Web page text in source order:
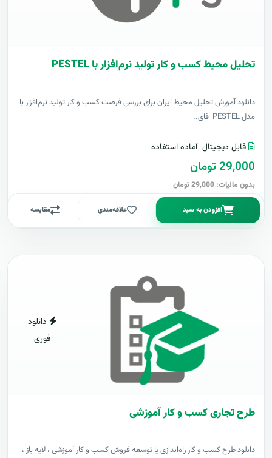
تحلیل محیط کسب و کار تولید نرم‌افزار با PESTEL
دانلود آموزش تحلیل محیط ایران برای بررسی فرصت کسب و کار تولید نرم‌افزار با
مدل PESTEL فای..
فایل دیجیتال آماده استفاده
29,000 تومان
بدون مالیات: 29,000 تومان
افزودن به سبد علاقه‌مندی مقایسه
دانلود
فوری
طرح تجاری کسب و کار آموزشی
دانلود طرح کسب و کار راه‌اندازی یا توسعه فروش کسب و کار آموزشی ، لایه باز ،